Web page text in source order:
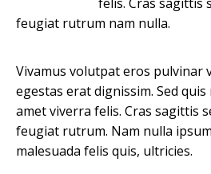
feugiat rutrum nam nulla.
Vivamus volutpat eros pulvinar
egestas erat dignissim. Sed
amet viverra felis. Cras sagittis
feugiat rutrum. Nam nulla
malesuada felis quis, ultricies.